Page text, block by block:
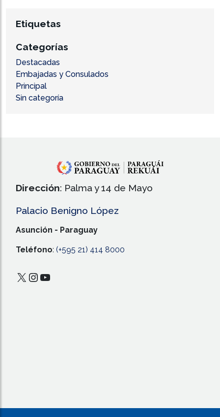
Etiquetas
Categorías
Destacadas
Embajadas y Consulados
Principal
Sin categoría
Dirección: Palma y 14 de Mayo
Palacio Benigno López
Asunción - Paraguay
Teléfono: (+595 21) 414 8000
X Instagram
YouTube